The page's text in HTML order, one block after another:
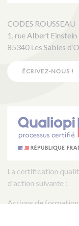
CODES ROUSSEAU
1, rue Albert Einstein
85340 Les Sables
ÉCRIVEZ-NOUS !
La certification
d'action suivante :
Actions de formation